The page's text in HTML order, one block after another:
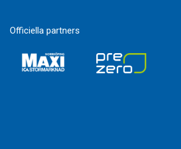
Officiella partners